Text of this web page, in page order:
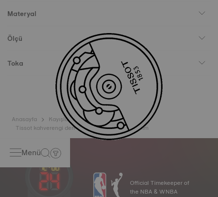
Materyal
Ölçü
Toka
Anasayfa
Kayışlar
Tissot kahverengi deri kayış boynuz aralığı 22 mm
Menü
Official Timekeeper of
the NBA & WNBA